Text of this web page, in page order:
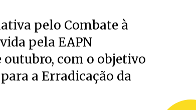
pelo Combate à
pela EAPN
outubro, com o objetivo
a Erradicação da